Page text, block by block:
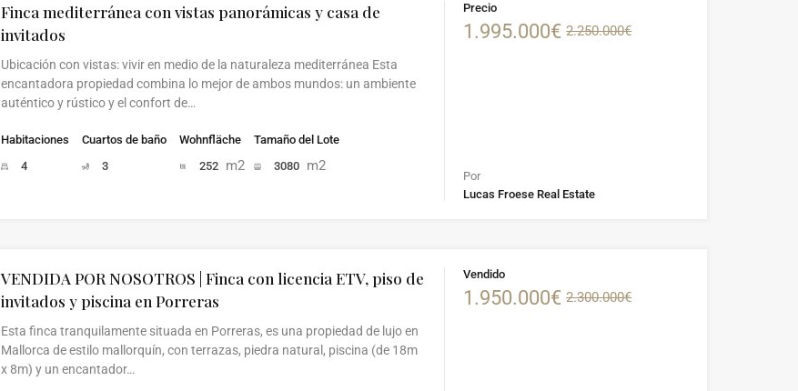
Finca mediterránea con vistas panorámicas y casa de
invitados
Ubicación con vistas: vivir en medio de la naturaleza mediterránea Esta
encantadora propiedad combina lo mejor de ambos mundos: un ambiente
auténtico y rústico y el confort de…
Habitaciones
4
Cuartos de baño
3
Wohnfläche
252 m2
Tamaño del Lote
3080 m2
Precio
1.995.000€ 2.250.000€
Por
Lucas Froese Real Estate
VENDIDA POR NOSOTROS | Finca con licencia ETV, piso de
invitados y piscina en Porreras
Esta finca tranquilamente situada en Porreras, es una propiedad de lujo en
Mallorca de estilo mallorquín, con terrazas, piedra natural, piscina (de 18m
x 8m) y un encantador…
Vendido
1.950.000€ 2.300.000€